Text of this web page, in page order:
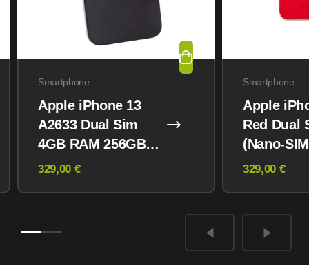
Smartphone
Apple iPhone 13
A2633 Dual Sim
4GB RAM 256GB
Midnight
329,00 €
Smartphone
Apple
Red Dual
(Nano-
eSIM)
329,00 €